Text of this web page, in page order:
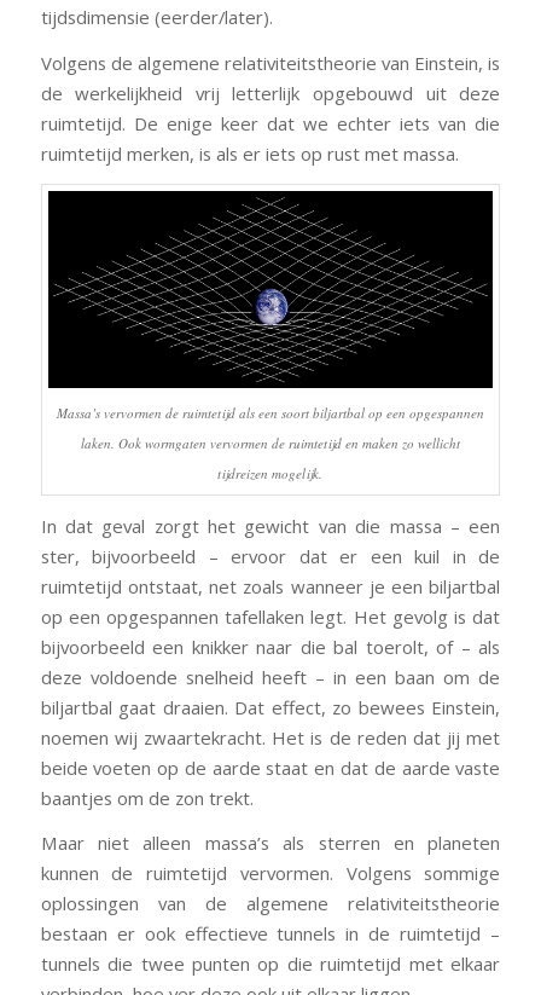
tijdsdimensie (eerder/later).
Volgens de algemene relativiteitstheorie van Einstein, is
de werkelijkheid vrij letterlijk opgebouwd uit deze
ruimtetijd. De enige keer dat we echter iets van die
ruimtetijd merken, is als er iets op rust met massa.
Massa’s vervormen de ruimtetijd als een soort biljartbal op een opgespannen
laken. Ook wormgaten vervormen de ruimtetijd en maken zo wellicht
tijdreizen mogelijk.
In dat geval zorgt het gewicht van die massa – een
ster, bijvoorbeeld – ervoor dat er een kuil in de
ruimtetijd ontstaat, net zoals wanneer je een biljartbal
op een opgespannen tafellaken legt. Het gevolg is dat
bijvoorbeeld een knikker naar die bal toerolt, of – als
deze voldoende snelheid heeft – in een baan om de
biljartbal gaat draaien. Dat effect, zo bewees Einstein,
noemen wij zwaartekracht. Het is de reden dat jij met
beide voeten op de aarde staat en dat de aarde vaste
baantjes om de zon trekt.
Maar niet alleen massa’s als sterren en planeten
kunnen de ruimtetijd vervormen. Volgens sommige
oplossingen van de algemene relativiteitstheorie
bestaan er ook effectieve tunnels in de ruimtetijd –
tunnels die twee punten op die ruimtetijd met elkaar